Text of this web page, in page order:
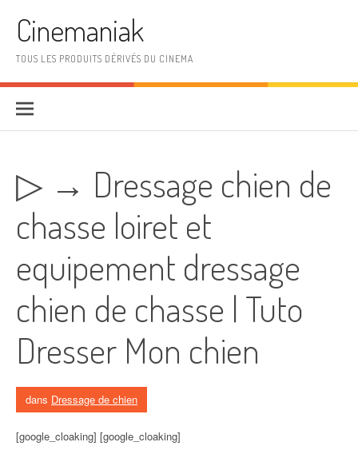
Cinemaniak
TOUS LES PRODUITS DÉRIVÉS DU CINEMA
▷ → Dressage chien de
chasse loiret et
equipement dressage
chien de chasse | Tuto
Dresser Mon chien
dans Dressage de chien
[google_cloaking] [google_cloaking]